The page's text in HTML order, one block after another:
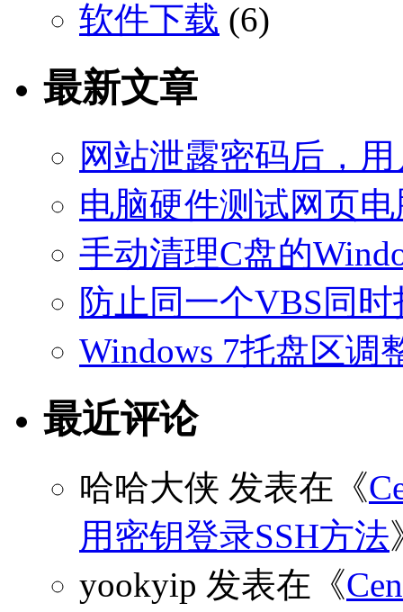
软件下载 (6)
最新文章
网站泄露密码后，
电脑硬件测试网页
手动清理C盘的
防止同一个VBS同
Windows 7托盘区调
最近评论
哈哈大侠 发表在《
用密钥登录SSH方法
yookyip 发表在《